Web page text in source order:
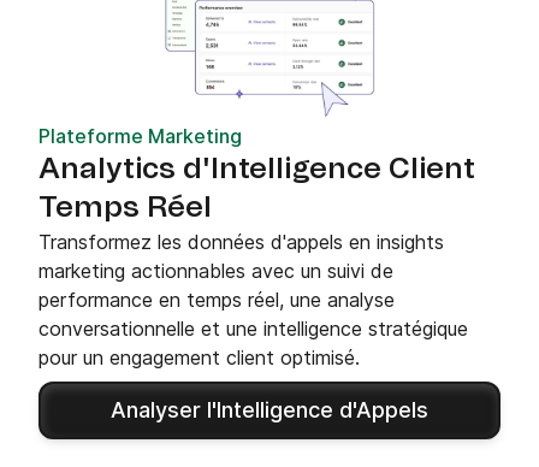
Plateforme Marketing
Analytics d'Intelligence Client
Temps Réel
Transformez les données d'appels en insights
marketing actionnables avec un suivi de
performance en temps réel, une analyse
conversationnelle et une intelligence stratégique
pour un engagement client optimisé.
Analyser l'Intelligence d'Appels